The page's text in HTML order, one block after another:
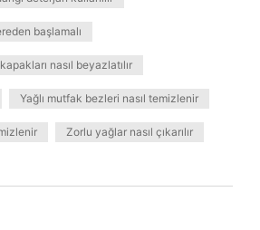
başlamalı
nasıl beyazlatılır
Yağlı mutfak bezleri nasıl temizlenir
Zorlu yağlar nasıl çıkarılır